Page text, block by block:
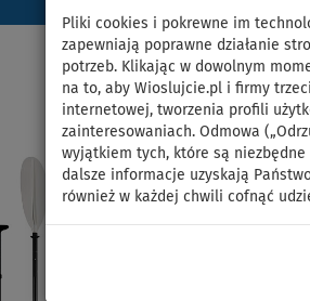
Pliki cookies i pokrewne im
zapewniają poprawne działanie
potrzeb. Klikając w dowolnym
na to, aby Wioslujcie.pl i firmy
internetowej, tworzenia profili
zainteresowaniach. Odmowa
wyjątkiem tych, które są
dalsze informacje uzyskają
również w każdej chwili cofnąć